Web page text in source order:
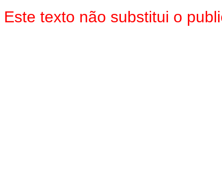
Este texto não substitui o